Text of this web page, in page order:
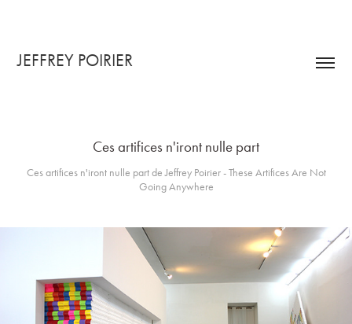
JEFFREY POIRIER
Ces artifices n'iront nulle part
Ces artifices n'iront nulle part de Jeffrey Poirier - These Artifices Are Not
Going Anywhere